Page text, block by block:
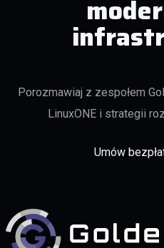
Porozmawiaj z zespołem
LinuxONE i strategii
Umów